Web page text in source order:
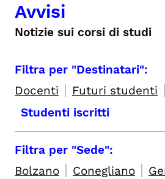
Avvisi
Notizie sui corsi di studi
Filtra per "Destinatari":
Docenti | Futuri studenti |
Studenti iscritti
Filtra per "Sede":
Bolzano | Conegliano |